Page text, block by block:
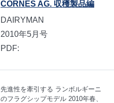
CORNES AG. 収穫製品編
DAIRYMAN
2010年5月号
PDF:
先進性を牽引する ランボルギーニ
のフラグシップモデル 2010年春、